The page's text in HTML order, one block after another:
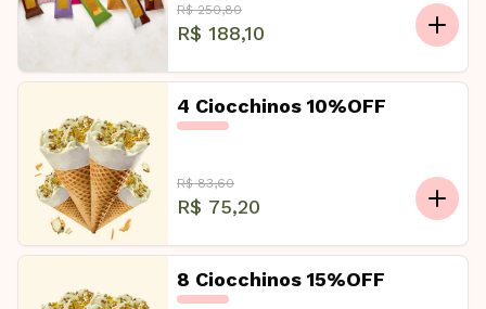
R$ 250,80
R$ 188,10
4 Ciocchinos 10%OFF
R$ 83,60
R$ 75,20
8 Ciocchinos 15%OFF